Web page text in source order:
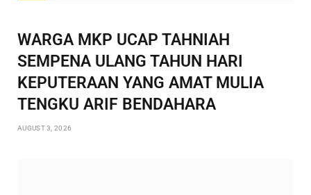
WARGA MKP UCAP TAHNIAH
SEMPENA ULANG TAHUN HARI
KEPUTERAAN YANG AMAT MULIA
TENGKU ARIF BENDAHARA
AUGUST 3, 2026